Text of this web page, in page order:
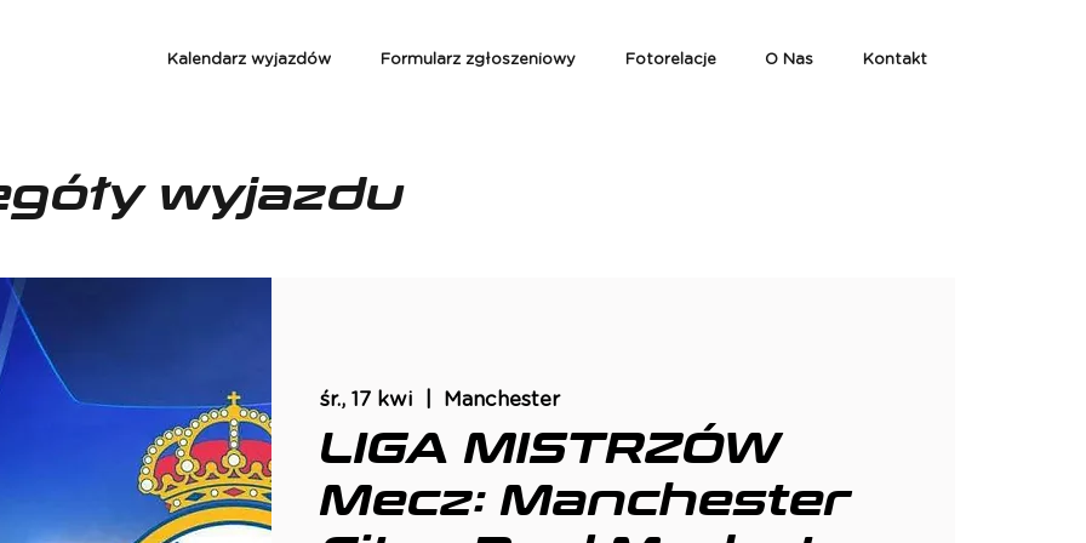
Kalendarz wyjazdów Formularz zgłoszeniowy Fotorelacje O Nas Kontakt
wyjazdu
śr., 17 kwi Manchester
LIGA MISTRZÓW
Mecz: Manchester